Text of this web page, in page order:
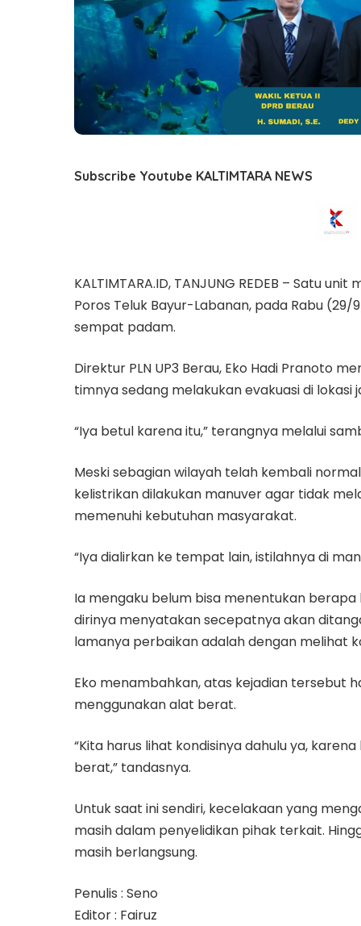
Subscribe Youtube KALTIMTARA NEWS
KALTIMTARA.ID, TANJUNG REDEB – Satu
Poros Teluk Bayur-Labanan, pada Rabu
sempat padam.
Direktur PLN UP3 Berau, Eko Hadi Pranoto
timnya sedang melakukan evakuasi di lokasi
“Iya betul karena itu,” terangnya melalui
Meski sebagian wilayah telah kembali
kelistrikan dilakukan manuver agar tidak
memenuhi kebutuhan masyarakat.
“Iya dialirkan ke tempat lain, istilahnya di
Ia mengaku belum bisa menentukan
dirinya menyatakan secepatnya akan
lamanya perbaikan adalah dengan melihat
Eko menambahkan, atas kejadian tersebut
menggunakan alat berat.
“Kita harus lihat kondisinya dahulu ya,
berat,” tandasnya.
Untuk saat ini sendiri, kecelakaan yang
masih dalam penyelidikan pihak terkait.
masih berlangsung.
Penulis : Seno
Editor : Fairuz